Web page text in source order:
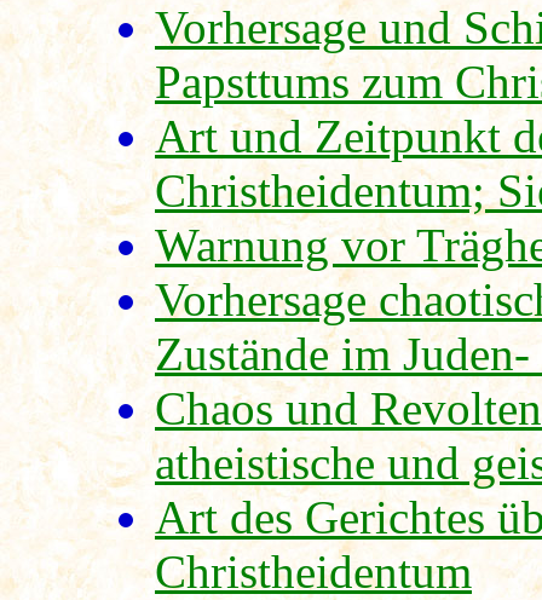
Vorhersage und
Papsttums zum
Art und Zeitpunkt
Christheidentum;
Warnung vor
Vorhersage
Zustände im
Chaos und
atheistische und
Art des Gerichtes
Christheidentum